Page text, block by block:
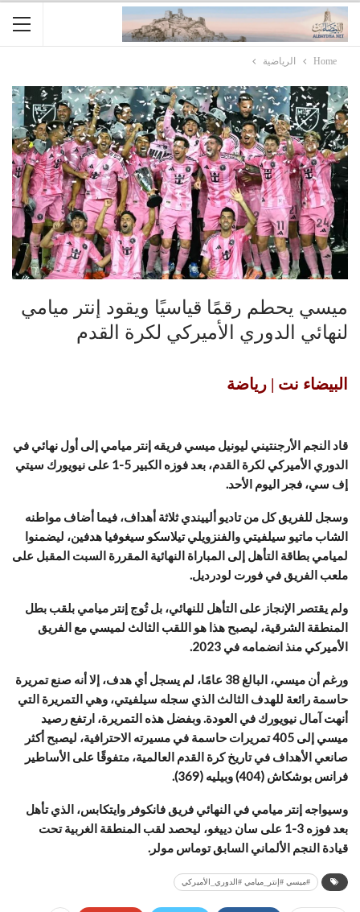
Home الرياضية
ميسي يحطم رقمًا قياسيًا ويقود إنتر ميامي
لنهائي الدوري الأميركي لكرة القدم
البيضاء نت | رياضة
قاد النجم الأرجنتيني ليونيل ميسي فريقه إنتر ميامي إلى أول نهائي في
الدوري الأميركي لكرة القدم، بعد فوزه الكبير 5-1 على نيويورك سيتي
إف سي، فجر اليوم الأحد.
وسجل للفريق كل من تاديو ألييندي ثلاثة أهداف، فيما أضاف مواطنه
الشاب ماتيو سيلفيتي والفنزويلي تيلاسكو سيغوفيا هدفين، ليضمنوا
لميامي بطاقة التأهل إلى المباراة النهائية المقررة السبت المقبل على
ملعب الفريق في فورت لودرديل.
ولم يقتصر الإنجاز على التأهل للنهائي، بل تُوج إنتر ميامي بلقب بطل
المنطقة الشرقية، ليصبح هذا هو اللقب الثالث لميسي مع الفريق
الأميركي منذ انضمامه في 2023.
ورغم أن ميسي، البالغ 38 عامًا، لم يسجل أي هدف، إلا أنه صنع تمريرة
حاسمة رائعة للهدف الثالث الذي سجله سيلفيتي، وهي التمريرة التي
أنهت آمال نيويورك في العودة. وبفضل هذه التمريرة، ارتفع رصيد
ميسي إلى 405 تمريرات حاسمة في مسيرته الاحترافية، ليصبح أكثر
صانعي الأهداف في تاريخ كرة القدم العالمية، متفوقًا على الأساطير
فرانس بوشكاش (404) وبيليه (369).
وسيواجه إنتر ميامي في النهائي فريق فانكوفر وايتكابس، الذي تأهل
بعد فوزه 3-1 على سان دييغو، ليحصد لقب المنطقة الغربية تحت
قيادة النجم الألماني السابق توماس مولر.
#ميسي #إنتر_ميامي #الدوري_الأميركي